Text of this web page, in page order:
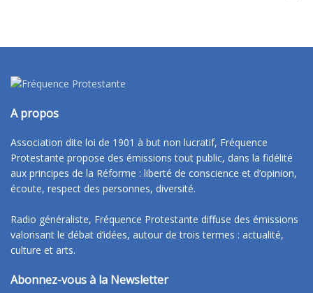
A propos
Association dite loi de 1901 à but non lucratif, Fréquence
Protestante propose des émissions tout public, dans la fidélité
aux principes de la Réforme : liberté de conscience et d’opinion,
écoute, respect des personnes, diversité.
Radio généraliste, Fréquence Protestante diffuse des émissions
valorisant le débat d’idées, autour de trois termes : actualité,
culture et arts.
Abonnez-vous à la Newsletter